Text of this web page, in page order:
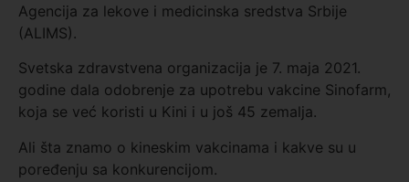
Agencija za lekove i medicinska sredstva Srbije
(ALIMS).
Svetska zdravstvena organizacija je 7. maja 2021.
godine dala odobrenje za upotrebu vakcine Sinofarm,
koja se već koristi u Kini i u još 45 zemalja.
Ali šta znamo o kineskim vakcinama i kakve su u
poređenju sa konkurencijom.